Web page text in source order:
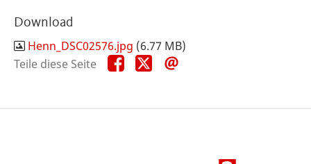
Download
Henn_DSC02576.jpg (6.77 MB)
Teile diese Seite
Teile
diese
Teile
diese